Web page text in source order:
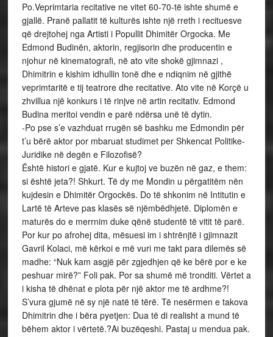
Po.Veprimtaria recitative ne vitet 60-70-të ishte shumë e
gjallë. Pranë pallatit të kulturës ishte një rreth i recituesve
që drejtohej nga Artisti i Popullit Dhimitër Orgocka. Me
Edmond Budinën, aktorin, regjisorin dhe producentin e
njohur në kinematografi, në ato vite shokë gjimnazi ,
Dhimitrin e kishim idhullin tonë dhe e ndiqnim në gjithë
veprimtaritë e tij teatrore dhe recitative. Ato vite në Korçë u
zhvillua një konkurs i të rinjve në artin recitativ. Edmond
Budina meritoi vendin e parë ndërsa unë të dytin.
-Po pse s’e vazhduat rrugën së bashku me Edmondin për
t’u bërë aktor por mbaruat studimet per Shkencat Politike-
Juridike në degën e Filozofisë?
Është histori e gjatë. Kur e kujtoj ve buzën në gaz, e them:
si është jeta?! Shkurt. Të dy me Mondin u përgatitëm nën
kujdesin e Dhimitër Orgockës. Do të shkonim në Intitutin e
Lartë të Arteve pas klasës së njëmbëdhjetë. Diplomën e
maturës do e merrnim duke qënë studentë të vitit të parë.
Por kur po afrohej dita, mësuesi im i shtrënjtë i gjimnazit
Gavril Kolaci, më kërkoi e më vuri me takt para dilemës së
madhe: “Nuk kam asgjë për zgjedhjen që ke bërë por e ke
peshuar mirë?” Foli pak. Por sa shumë më tronditi. Vërtet a
i kisha të dhënat e plota për një aktor me të ardhme?!
S’vura gjumë në sy një natë të tërë. Të nesërmen e takova
Dhimitrin dhe i bëra pyetjen: Dua të di realisht a mund të
bëhem aktor i vërtetë.?Ai buzëqeshi. Pastaj u mendua pak.